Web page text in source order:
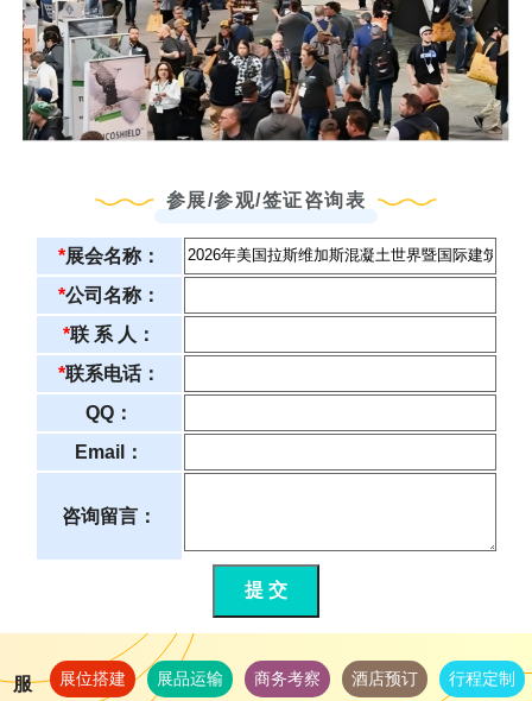
参展/参观/签证咨询表
*展会名称：
*公司名称：
*联 系 人：
*联系电话：
QQ：
Email：
咨询留言：
提 交
服
展位搭建 展品运输 商务考察 酒店预订 行程定制